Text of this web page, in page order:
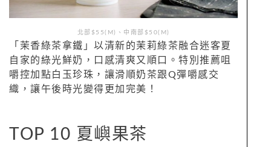
北部$55(M)、中南部$50(M)
「茉香綠茶拿鐵」以清新的茉莉綠茶融合迷客夏
自家的綠光鮮奶，口感清爽又順口。特別推薦咀
嚼控加點白玉珍珠，讓滑順奶茶跟Q彈嚼感交
織，讓午後時光變得更加完美！
TOP 10 夏嶼果茶